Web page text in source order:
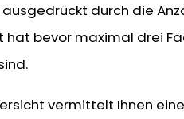
durch die
bevor maximal drei
vermittelt Ihnen